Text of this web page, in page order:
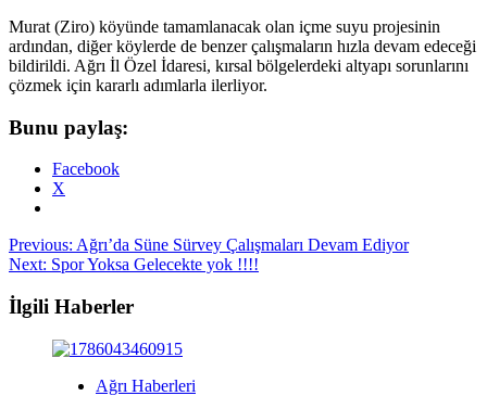
Murat (Ziro) köyünde tamamlanacak olan içme suyu projesinin
ardından, diğer köylerde de benzer çalışmaların hızla devam edeceği
bildirildi. Ağrı İl Özel İdaresi, kırsal bölgelerdeki altyapı sorunlarını
çözmek için kararlı adımlarla ilerliyor.
Bunu paylaş:
Facebook
X
Post
navigation
Previous: Ağrı’da Süne Sürvey Çalışmaları Devam Ediyor
Next: Spor Yoksa Gelecekte yok !!!!
İlgili Haberler
Ağrı Haberleri